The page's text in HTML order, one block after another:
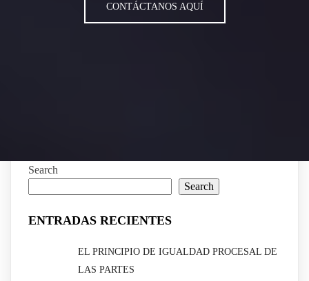
CONTÁCTANOS AQUÍ
Search
Search
ENTRADAS RECIENTES
EL PRINCIPIO DE IGUALDAD PROCESAL DE
LAS PARTES